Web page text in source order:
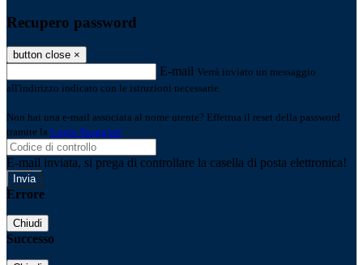
Recupero password
button close ×
E-mail Verrà inviato un messaggio
all'indirizzo indicato con le istruzioni necessarie.
Non hai una e-mail associata al nome utente? Effettua il reset della password
tramite la Login Spaggiari
E-mail inviata, si prega di controllare la casella di posta elettronica!
Errore
Chiudi
Successo